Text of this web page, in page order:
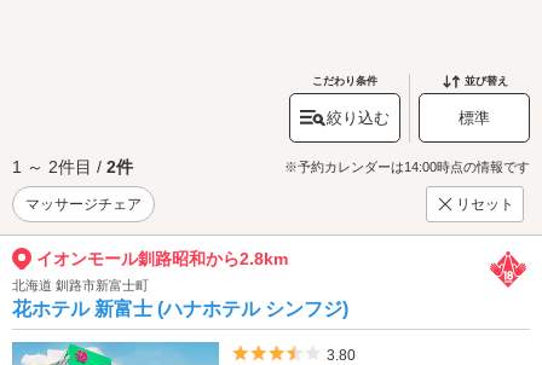
こだわり条件
絞り込む
並び替え
標準
1 ～ 2件目 / 2件 ※予約カレンダーは14:00時点の情報です
マッサージチェア リセット
イオンモール釧路昭和から2.8km
北海道 釧路市新富士町
花ホテル 新富士 (ハナホテル シンフジ)
5つ星のうち3.5
3.80